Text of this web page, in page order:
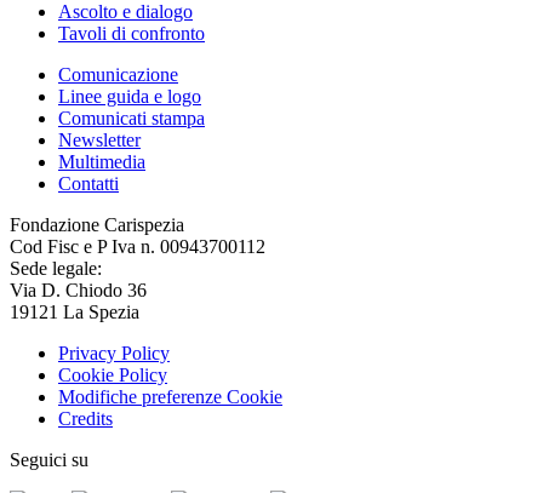
Ascolto e dialogo
Tavoli di confronto
Comunicazione
Linee guida e logo
Comunicati stampa
Newsletter
Multimedia
Contatti
Fondazione Carispezia
Cod Fisc e P Iva n. 00943700112
Sede legale:
Via D. Chiodo 36
19121 La Spezia
Privacy Policy
Cookie Policy
Modifiche preferenze Cookie
Credits
Seguici su